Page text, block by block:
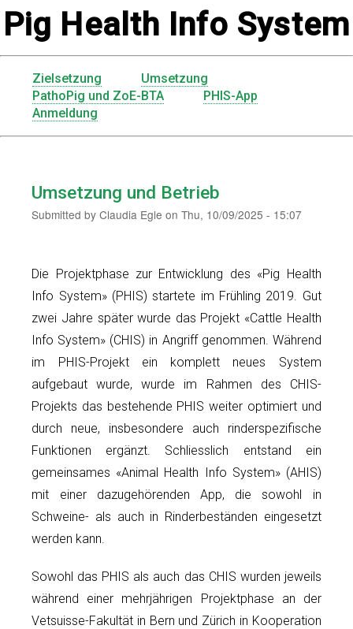
Pig Health Info System
Menu
PHIS
Zielsetzung
Umsetzung
PathoPig und ZoE-BTA
PHIS-App
Anmeldung
Umsetzung und Betrieb
Submitted byClaudia Egle onThu, 10/09/2025 - 15:07
Die Projektphase zur Entwicklung des «Pig Health
Info System» (PHIS) startete im Frühling 2019. Gut
zwei Jahre später wurde das Projekt «Cattle Health
Info System» (CHIS) in Angriff genommen. Während
im PHIS-Projekt ein komplett neues System
aufgebaut wurde, wurde im Rahmen des CHIS-
Projekts das bestehende PHIS weiter optimiert und
durch neue, insbesondere auch rinderspezifische
Funktionen ergänzt. Schliesslich entstand ein
gemeinsames «Animal Health Info System» (AHIS)
mit einer dazugehörenden App, die sowohl in
Schweine- als auch in Rinderbeständen eingesetzt
werden kann.
Sowohl das PHIS als auch das CHIS wurden jeweils
während einer mehrjährigen Projektphase an der
Vetsuisse-Fakultät in Bern und Zürich in Kooperation